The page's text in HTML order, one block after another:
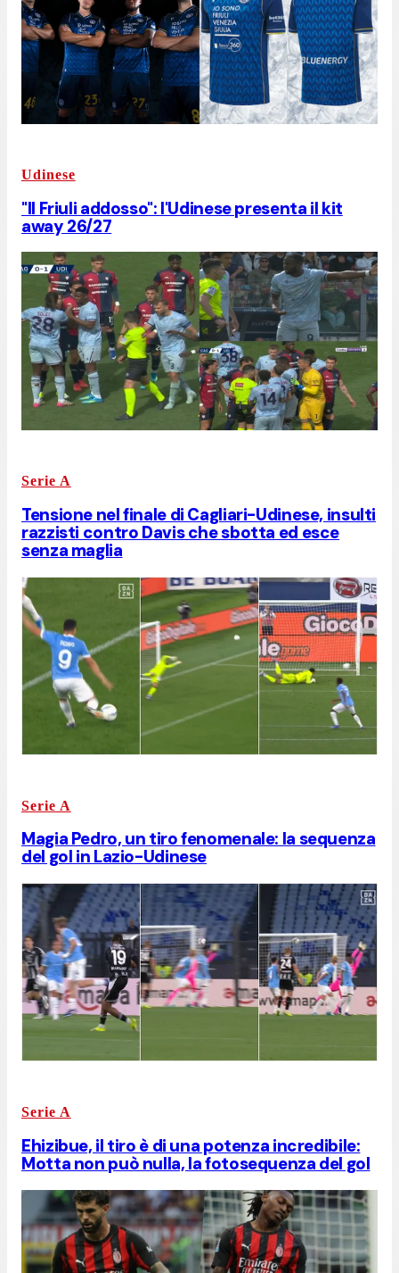
Udinese
"Il Friuli addosso": l'Udinese presenta il kit
away 26/27
Serie A
Tensione nel finale di Cagliari-Udinese, insulti
razzisti contro Davis che sbotta ed esce
senza maglia
Serie A
Magia Pedro, un tiro fenomenale: la sequenza
del gol in Lazio-Udinese
Serie A
Ehizibue, il tiro è di una potenza incredibile:
Motta non può nulla, la fotosequenza del gol